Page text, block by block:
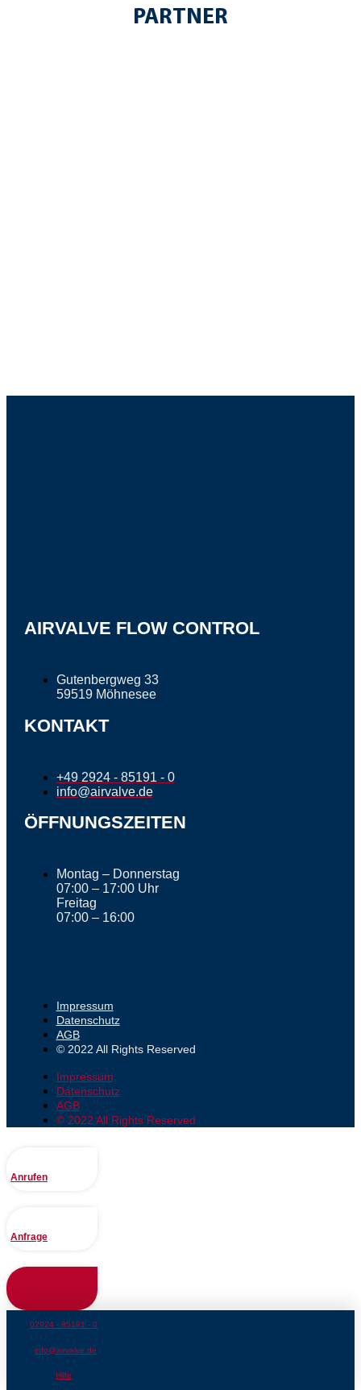
PARTNER
AIRVALVE FLOW CONTROL
Gutenbergweg 33
59519 Möhnesee
KONTAKT
+49 2924 - 85191 - 0
info@airvalve.de
ÖFFNUNGSZEITEN
Montag – Donnerstag
07:00 – 17:00 Uhr
Freitag
07:00 – 16:00
Impressum
Datenschutz
AGB
© 2022 All Rights Reserved
Impressum
Datenschutz
AGB
© 2022 All Rights Reserved
Anrufen
Anfrage
02924 - 85191 - 0
info@airvalve.de
Hilfe